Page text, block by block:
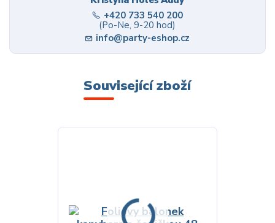
+420 733 540 200
(Po-Ne, 9-20 hod)
info@party-eshop.cz
Související zboží